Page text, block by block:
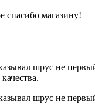
спасибо магазину!
шрус не
шрус не